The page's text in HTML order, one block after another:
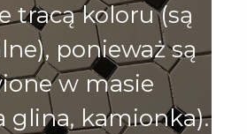
tracą koloru (są
ponieważ są
w masie
glina, kamionka).